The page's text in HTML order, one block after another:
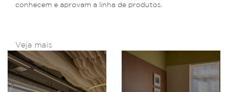
conhecem e aprovam a linha de produtos.
Veja mais